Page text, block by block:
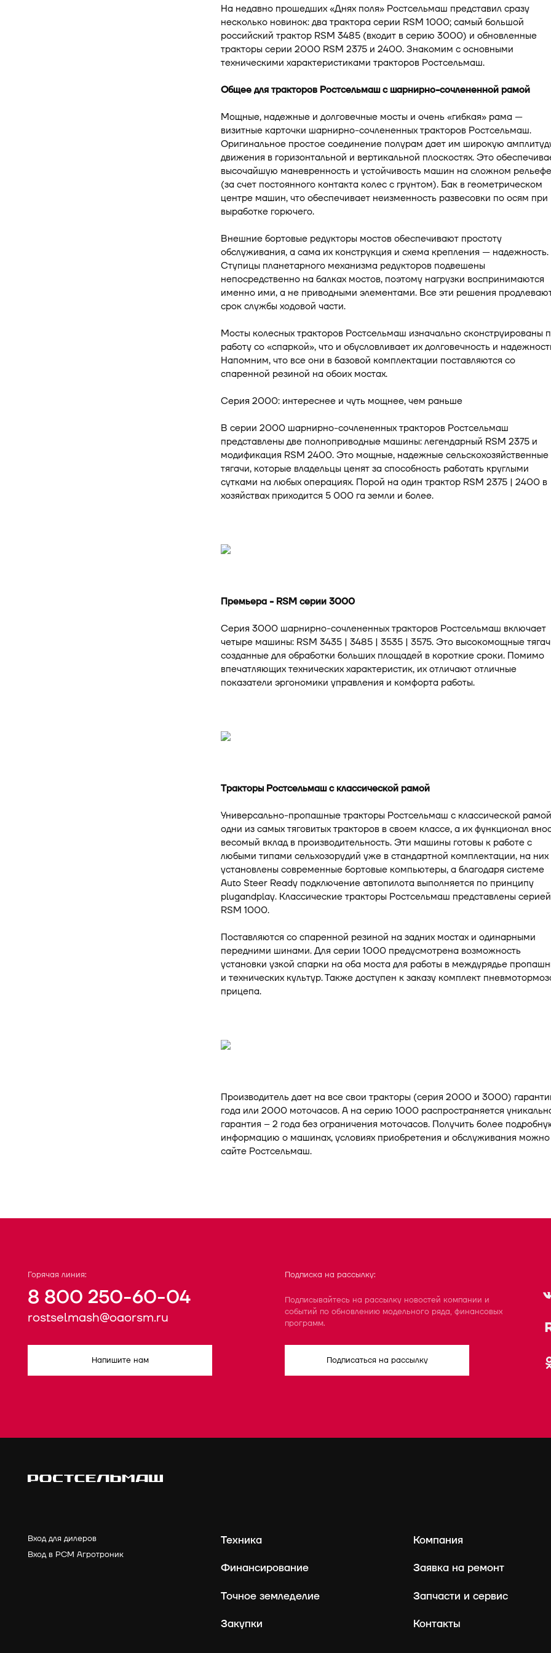
На недавно прошедших «Днях поля» Ростсельмаш представил сразу
несколько новинок: два трактора серии RSM 1000; самый большой
российский трактор RSM 3485 (входит в серию 3000) и обновленные
тракторы серии 2000 RSM 2375 и 2400. Знакомим с основными
техническими характеристиками тракторов Ростсельмаш.
Общее для тракторов Ростсельмаш с шарнирно-сочлененной рамой
Мощные, надежные и долговечные мосты и очень «гибкая» рама —
визитные карточки шарнирно-сочлененных тракторов Ростсельмаш.
Оригинальное простое соединение полурам дает им широкую
движения в горизонтальной и вертикальной плоскостях. Это
высочайшую маневренность и устойчивость машин на сложном рельефе
(за счет постоянного контакта колес с грунтом). Бак в геометрическом
центре машин, что обеспечивает неизменность развесовки по осям при
выработке горючего.
Внешние бортовые редукторы мостов обеспечивают простоту
обслуживания, а сама их конструкция и схема крепления — надежность.
Ступицы планетарного механизма редукторов подвешены
непосредственно на балках мостов, поэтому нагрузки воспринимаются
именно ими, а не приводными элементами. Все эти решения
срок службы ходовой части.
Мосты колесных тракторов Ростсельмаш изначально сконструированы
работу со «спаркой», что и обусловливает их долговечность и
Напомним, что все они в базовой комплектации поставляются со
спаренной резиной на обоих мостах.
Серия 2000: интереснее и чуть мощнее, чем раньше
В серии 2000 шарнирно-сочлененных тракторов Ростсельмаш
представлены две полноприводные машины: легендарный RSM 2375 и
модификация RSM 2400. Это мощные, надежные сельскохозяйственные
тягачи, которые владельцы ценят за способность работать круглыми
сутками на любых операциях. Порой на один трактор RSM 2375 | 2400 в
хозяйствах приходится 5 000 га земли и более.
Премьера - RSM серии 3000
Серия 3000 шарнирно-сочлененных тракторов Ростсельмаш включает
четыре машины: RSM 3435 | 3485 | 3535 | 3575. Это высокомощные
созданные для обработки больших площадей в короткие сроки. Помимо
впечатляющих технических характеристик, их отличают отличные
показатели эргономики управления и комфорта работы.
Тракторы Ростсельмаш с классической рамой
Универсально-пропашные тракторы Ростсельмаш с классической
одни из самых тяговитых тракторов в своем классе, а их функционал
весомый вклад в производительность. Эти машины готовы к работе с
любыми типами сельхозорудий уже в стандартной комплектации, на них
установлены современные бортовые компьютеры, а благодаря системе
Auto Steer Ready подключение автопилота выполняется по принципу
plugandplay. Классические тракторы Ростсельмаш представлены серией
RSM 1000.
Поставляются со спаренной резиной на задних мостах и одинарными
передними шинами. Для серии 1000 предусмотрена возможность
установки узкой спарки на оба моста для работы в междурядье
и технических культур. Также доступен к заказу комплект
прицепа.
Производитель дает на все свои тракторы (серия 2000 и 3000)
года или 2000 моточасов. А на серию 1000 распространяется
гарантия – 2 года без ограничения моточасов. Получить более
информацию о машинах, условиях приобретения и обслуживания
сайте Ростсельмаш.
Горячая линия:
8 800 250-60-04
rostselmash@oaorsm.ru
Напишите нам
Подписка на рассылку:
Подписывайтесь на рассылку новостей компании и
событий по обновлению модельного ряда, финансовых
программ.
Подписаться на рассылку
Вход для дилеров
Вход в РСМ Агротроник
Техника
Финансирование
Точное земледелие
Закупки
Компания
Заявка на ремонт
Запчасти и сервис
Контакты